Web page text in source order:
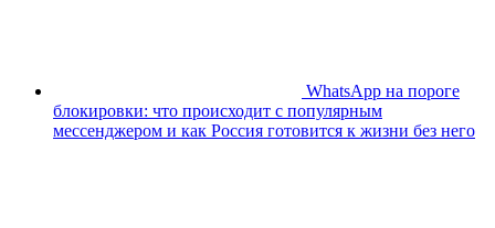
WhatsApp на пороге
блокировки: что происходит с популярным
мессенджером и как Россия готовится к жизни без него